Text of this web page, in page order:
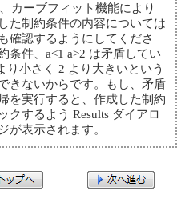
カーブフィット機能により
た制約条件の内容については
確認するようにしてくださ
条件、a<1 a>2 は矛盾してい
り小さく 2 より大きいという
きないからです。もし、矛盾
を実行すると、作成した制約
クするよう Results ダイアロ
が表示されます。